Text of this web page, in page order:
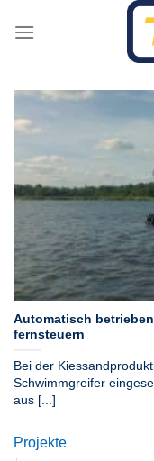
Projekte
Automatisch
fernsteuern
Bei der
Schwimmgreifer
aus [...]